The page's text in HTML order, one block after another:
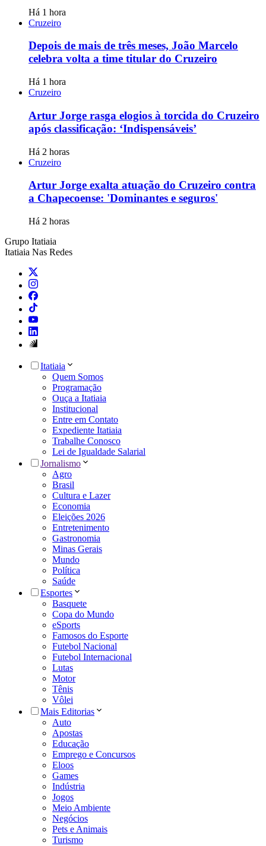
Há 1 hora
Cruzeiro
Depois de mais de três meses, João Marcelo
celebra volta a time titular do Cruzeiro
Há 1 hora
Cruzeiro
Artur Jorge rasga elogios à torcida do Cruzeiro
após classificação: ‘Indispensáveis’
Há 2 horas
Cruzeiro
Artur Jorge exalta atuação do Cruzeiro contra
a Chapecoense: 'Dominantes e seguros'
Há 2 horas
Grupo Itatiaia
Itatiaia Nas Redes
Itatiaia
Quem Somos
Programação
Ouça a Itatiaia
Institucional
Entre em Contato
Expediente Itatiaia
Trabalhe Conosco
Lei de Igualdade Salarial
Jornalismo
Agro
Brasil
Cultura e Lazer
Economia
Eleições 2026
Entretenimento
Gastronomia
Minas Gerais
Mundo
Política
Saúde
Esportes
Basquete
Copa do Mundo
eSports
Famosos do Esporte
Futebol Nacional
Futebol Internacional
Lutas
Motor
Tênis
Vôlei
Mais Editorias
Auto
Apostas
Educação
Emprego e Concursos
Eloos
Games
Indústria
Jogos
Meio Ambiente
Negócios
Pets e Animais
Turismo